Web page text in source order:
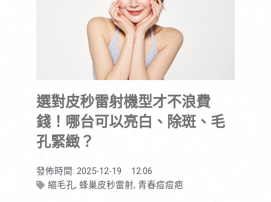
選對皮秒雷射機型才不浪費
錢！哪台可以亮白、除斑、毛
孔緊緻？
發佈時間: 2025-12-19
12:06
縮毛孔, 蜂巢皮秒雷射, 青春痘痘疤